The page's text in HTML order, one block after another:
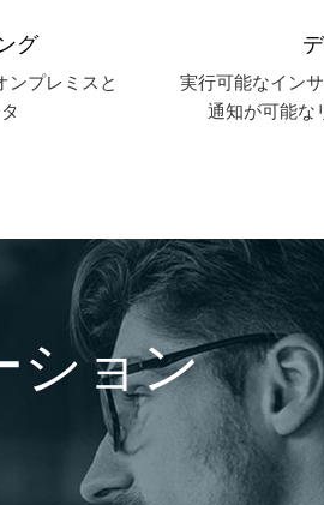
グ
ンプレミスと
実行可能なイン
通知が可能な
ション